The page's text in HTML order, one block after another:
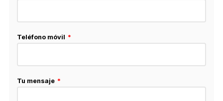
Teléfono móvil
Tu mensaje